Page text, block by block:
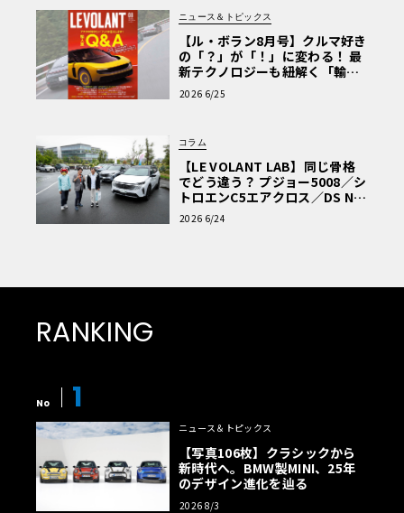
ニュース＆トピックス
【ル・ボラン8月号】クルマ好き
の「？」が「！」に変わる！ 最
新テクノロジーも紐解く「輸入
車Q&A」
2026 6/25
コラム
【LE VOLANT LAB】同じ骨格
でどう違う？ プジョー5008／シ
トロエンC5エアクロス／DS Nº4
読者一気乗りレポート
2026 6/24
RANKING
No 1
ニュース＆トピックス
【写真106枚】クラシックから
新時代へ。BMW製MINI、25年
のデザイン進化を辿る
2026 8/3